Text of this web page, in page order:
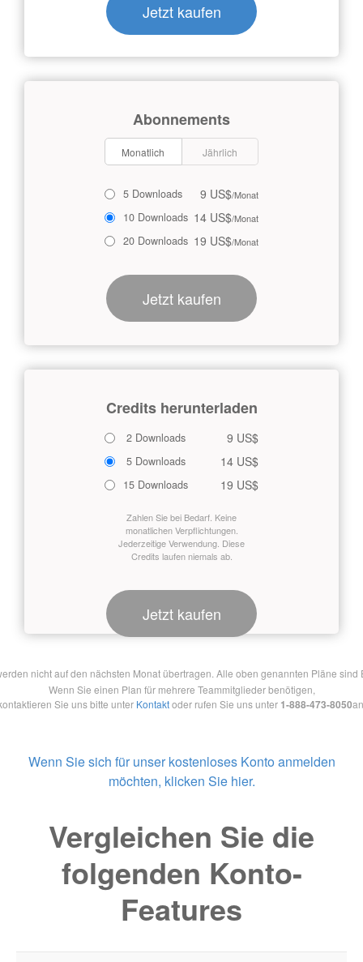
Jetzt kaufen
Abonnements
Monatlich Jährlich
5 Downloads 9 US$/Monat
10 Downloads 14 US$/Monat
20 Downloads 19 US$/Monat
Jetzt kaufen
Credits herunterladen
2 Downloads 9 US$
5 Downloads 14 US$
15 Downloads 19 US$
Zahlen Sie bei Bedarf. Keine
monatlichen Verpflichtungen.
Jederzeitige Verwendung. Diese
Credits laufen niemals ab.
Jetzt kaufen
nicht auf den nächsten Monat übertragen. Alle oben genannten Pläne
Wenn Sie einen Plan für mehrere Teammitglieder benötigen,
Sie uns bitte unter Kontaktoder rufen Sie uns unter 1-888-473-8050
Wenn Sie sich für unser kostenloses Konto anmelden
möchten, klicken Sie hier.
Vergleichen Sie die
folgenden Konto-
Features